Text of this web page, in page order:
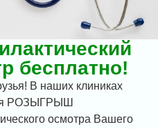
бесплатно!
В наших клиниках
РОЗЫГРЫШ
осмотра Вашего